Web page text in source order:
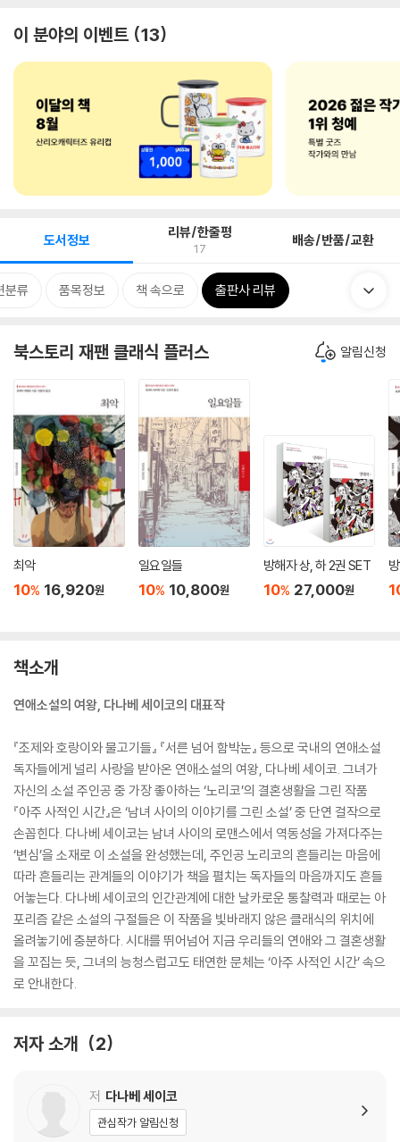
이 분야의 이벤트 13
도서정보 리뷰/한줄평
17 배송/반품/교환
분류 품목정보 책 속으로 출판사 리뷰
북스토리 재팬 클래식 플러스 알림신청
최악
10% 16,920원
일요일들
10% 10,800원
방해자 상, 하 2권 SET
10% 27,000원
책소개
연애소설의 여왕, 다나베 세이코의 대표작
『조제와 호랑이와 물고기들』 『서른 넘어 함박눈』 등으로 국내의 연애소설
독자들에게 널리 사랑을 받아온 연애소설의 여왕, 다나베 세이코. 그녀가
자신의 소설 주인공 중 가장 좋아하는 ‘노리코’의 결혼생활을 그린 작품
『아주 사적인 시간』은 ‘남녀 사이의 이야기를 그린 소설’ 중 단연 걸작으로
손꼽힌다. 다나베 세이코는 남녀 사이의 로맨스에서 역동성을 가져다주는
‘변심’을 소재로 이 소설을 완성했는데, 주인공 노리코의 흔들리는 마음에
따라 흔들리는 관계들의 이야기가 책을 펼치는 독자들의 마음까지도 흔들
어놓는다. 다나베 세이코의 인간관계에 대한 날카로운 통찰력과 때로는 아
포리즘 같은 소설의 구절들은 이 작품을 빛바래지 않은 클래식의 위치에
올려놓기에 충분하다. 시대를 뛰어넘어 지금 우리들의 연애와 그 결혼생활
을 꼬집는 듯, 그녀의 능청스럽고도 태연한 문체는 ‘아주 사적인 시간’ 속으
로 안내한다.
저자 소개 2
저 다나베 세이코
관심작가 알림신청